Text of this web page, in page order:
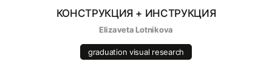
https://www.plf101.pl/pdfs/RLE_Tu154m_r6_ru.pdf
(дата обращения: 12.12.2025).
Wikimedia Commons. URL:
https://commons.wikimedia.org/wiki/File:Man%E1
КОНСТРУКЦИЯ + ИНСТРУКЦИЯ
Elizaveta Lotnikova
graduation visual research